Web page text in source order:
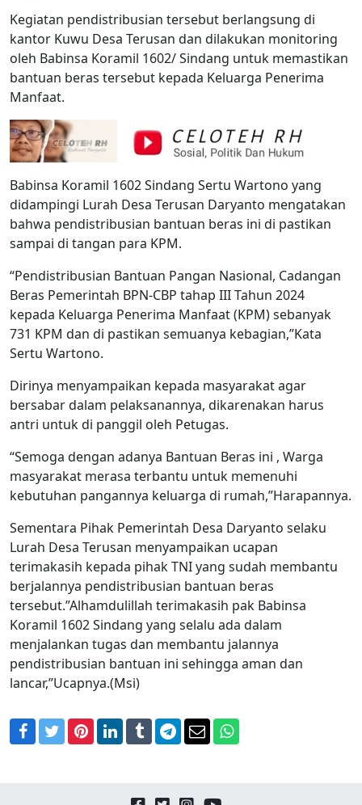
Kegiatan pendistribusian tersebut berlangsung di
kantor Kuwu Desa Terusan dan dilakukan monitoring
oleh Babinsa Koramil 1602/ Sindang untuk memastikan
bantuan beras tersebut kepada Keluarga Penerima
Manfaat.
Babinsa Koramil 1602 Sindang Sertu Wartono yang
didampingi Lurah Desa Terusan Daryanto mengatakan
bahwa pendistribusian bantuan beras ini di pastikan
sampai di tangan para KPM.
“Pendistribusian Bantuan Pangan Nasional, Cadangan
Beras Pemerintah BPN-CBP tahap III Tahun 2024
kepada Keluarga Penerima Manfaat (KPM) sebanyak
731 KPM dan di pastikan semuanya kebagian,”Kata
Sertu Wartono.
Dirinya menyampaikan kepada masyarakat agar
bersabar dalam pelaksanannya, dikarenakan harus
antri untuk di panggil oleh Petugas.
“Semoga dengan adanya Bantuan Beras ini , Warga
masyarakat merasa terbantu untuk memenuhi
kebutuhan pangannya keluarga di rumah,”Harapannya.
Sementara Pihak Pemerintah Desa Daryanto selaku
Lurah Desa Terusan menyampaikan ucapan
terimakasih kepada pihak TNI yang sudah membantu
berjalannya pendistribusian bantuan beras
tersebut.”Alhamdulillah terimakasih pak Babinsa
Koramil 1602 Sindang yang selalu ada dalam
menjalankan tugas dan membantu jalannya
pendistribusian bantuan ini sehingga aman dan
lancar,”Ucapnya.(Msi)
Facebook
TwitterPinterest
LinkedIn
TumblrTelegram
EmailWhatsApp